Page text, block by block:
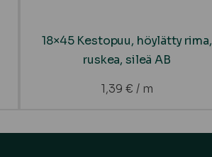
18×45 Kestopuu, höylätty rima,
ruskea, sileä AB
1,39 € / m